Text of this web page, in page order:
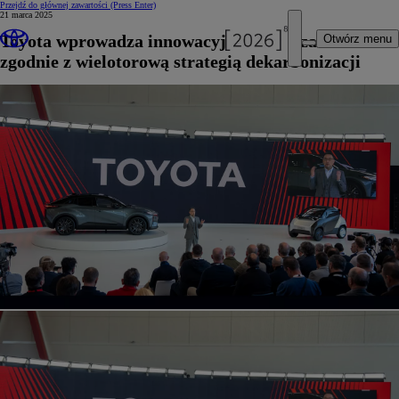
Przejdź do głównej zawartości (Press Enter)
Otwórz menu
21 marca 2025
Toyota wprowadza innowacyjne rozwiązania
zgodnie z wielotorową strategią dekarbonizacji